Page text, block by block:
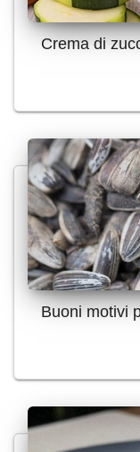
Crema di
Buoni motivi